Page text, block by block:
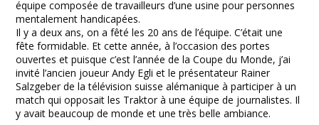
équipe composée de travailleurs d’une usine pour personnes
mentalement handicapées.
Il y a deux ans, on a fêté les 20 ans de l’équipe. C’était une
fête formidable. Et cette année, à l’occasion des portes
ouvertes et puisque c’est l’année de la Coupe du Monde, j’ai
invité l’ancien joueur Andy Egli et le présentateur Rainer
Salzgeber de la télévision suisse alémanique à participer à un
match qui opposait les Traktor à une équipe de journalistes. Il
y avait beaucoup de monde et une très belle ambiance.